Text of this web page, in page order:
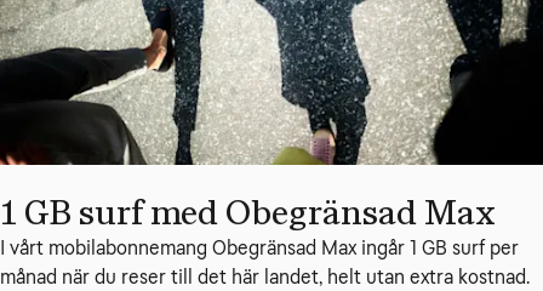
1 GB surf med Obegränsad Max
I vårt mobilabonnemang Obegränsad Max ingår 1 GB surf per
månad när du reser till det här landet, helt utan extra kostnad.